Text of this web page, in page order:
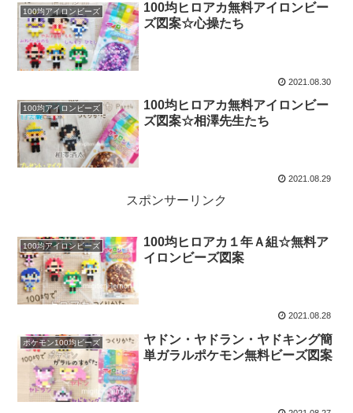
100均アイロンビーズ
100均ヒロアカ無料アイロンビー
ズ図案☆心操たち
2021.08.30
100均アイロンビーズ
100均ヒロアカ無料アイロンビー
ズ図案☆相澤先生たち
2021.08.29
スポンサーリンク
100均アイロンビーズ
100均ヒロアカ１年Ａ組☆無料ア
イロンビーズ図案
2021.08.28
ポケモン100均ビーズ
ヤドン・ヤドラン・ヤドキング簡
単ガラルポケモン無料ビーズ図案